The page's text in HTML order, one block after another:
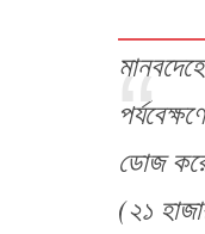
ডোজ
(২১